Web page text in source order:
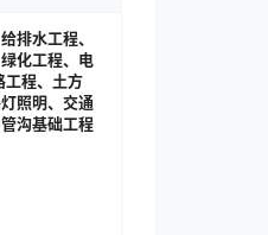
排水工程、
化工程、电
工程、土方
照明、交通
沟基础工程